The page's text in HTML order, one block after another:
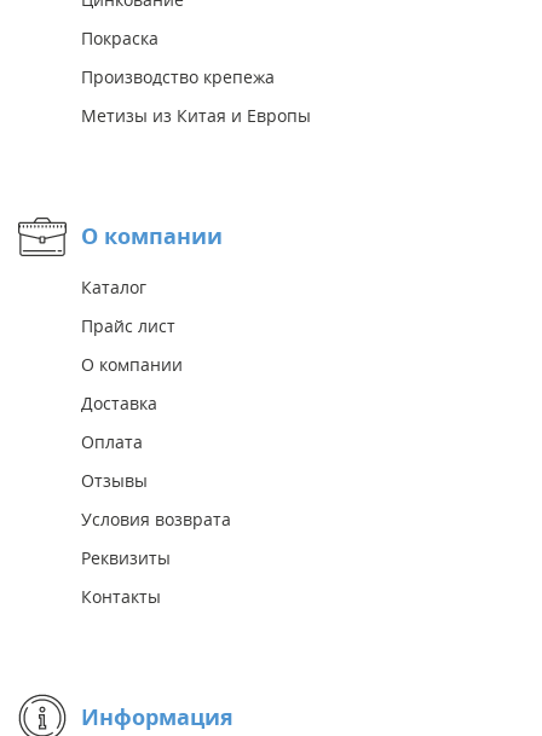
Покраска
Производство крепежа
Метизы из Китая и Европы
О компании
Каталог
Прайс лист
О компании
Доставка
Оплата
Отзывы
Условия возврата
Реквизиты
Контакты
Информация